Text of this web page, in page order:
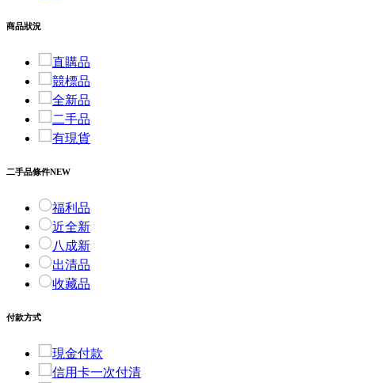
商品狀況
直購品
競標品
全新品
二手品
有現貨
二手品條件NEW
福利品
近全新
八成新
出清品
收藏品
付款方式
現金付款
信用卡一次付清